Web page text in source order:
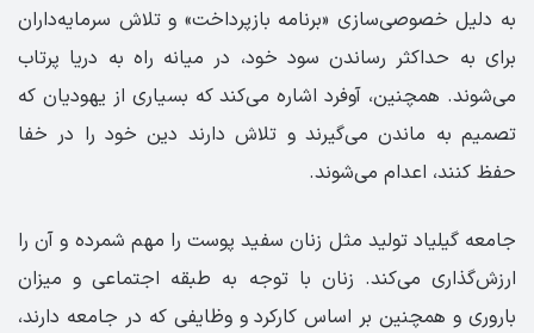
به دلیل خصوصی‌سازی «برنامه بازپرداخت» و تلاش سرمایه‌داران
برای به حداکثر رساندن سود خود، در میانه راه به دریا پرتاب
می‌شوند. همچنین، آوفرد اشاره می‌کند که بسیاری از یهودیان که
تصمیم به ماندن می‌گیرند و تلاش دارند دین خود را در خفا
حفظ کنند، اعدام می‌شوند.
جامعه گیلیاد تولید مثل زنان سفید پوست را مهم شمرده و آن را
ارزش‌گذاری می‌کند. زنان با توجه به طبقه اجتماعی و میزان
باروری و همچنین بر اساس کارکرد و وظایفی که در جامعه دارند،